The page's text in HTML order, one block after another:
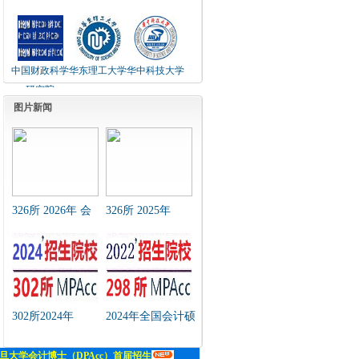
中国财政科学
研究院
华东理工大学华中科技大学
图片新闻
326所 2026年 会
招生简章 汇总
326所 2025年
近年招生复试分数
线汇总
302所2024年
线汇总
2024年全国会计硕
表
大学会计博士（DPAcc）首届招生